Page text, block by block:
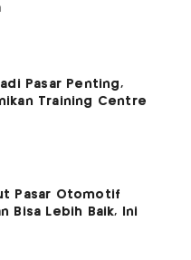
Pasar Penting,
Training Centre
Pasar Otomotif
Bisa Lebih Baik, Ini